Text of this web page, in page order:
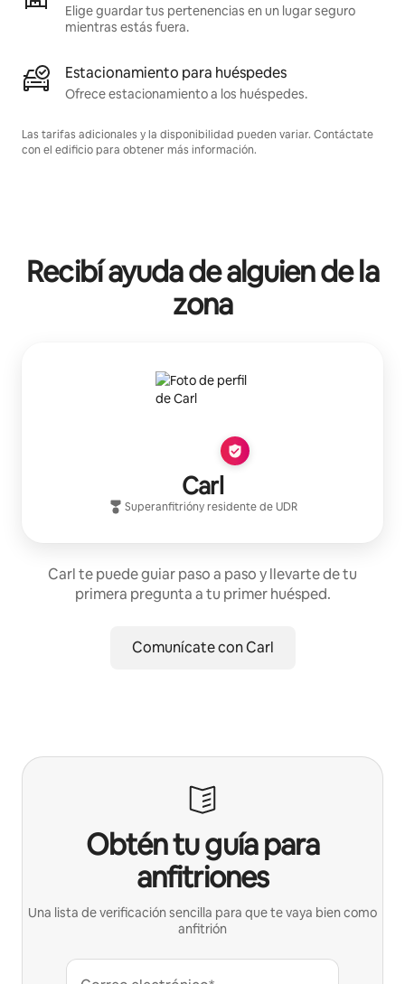
Elige guardar tus pertenencias en un lugar seguro
mientras estás fuera.
Estacionamiento para huéspedes
Ofrece estacionamiento a los huéspedes.
Las tarifas adicionales y la disponibilidad pueden variar. Contáctate
con el edificio para obtener más información.
Recibí ayuda de alguien de la
zona
Carl
Superanfitrióny residente deUDR
Carl te puede guiar paso a paso y llevarte de tu
primera pregunta a tu primer huésped.
Comunícate con Carl
Obtén tu guía para
anfitriones
Una lista de verificación sencilla para que te vaya bien como
anfitrión